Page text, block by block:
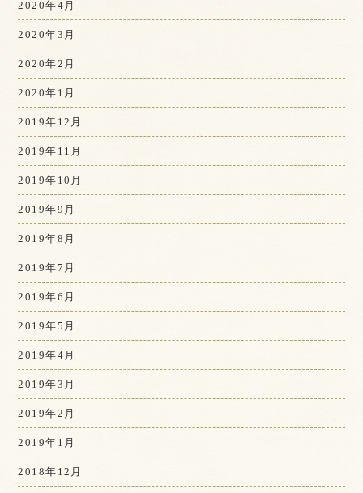
2020年4月
2020年3月
2020年2月
2020年1月
2019年12月
2019年11月
2019年10月
2019年9月
2019年8月
2019年7月
2019年6月
2019年5月
2019年4月
2019年3月
2019年2月
2019年1月
2018年12月